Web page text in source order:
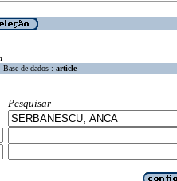
Base de dados : article
Pesquisar